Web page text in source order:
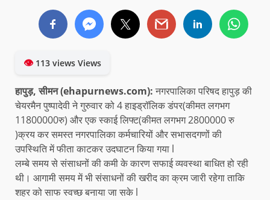
👁113 views Views
हापुड़, सीमन (ehapurnews.com): नगरपालिका परिषद हापुड़ की
चेयरमैन पुष्पादेवी ने गुरुवार को 4 हाइड्रॉलिक डंपर(कीमत लगभग
11800000रु) और एक स्काई लिफ्ट(कीमत लगभग 2800000 रु
)क्रय कर समस्त नगरपालिका कर्मचारियों और सभासदगणों की
उपस्थिति में फीता काटकर उदघाटन किया गया l
लम्बे समय से संसाधनों की कमी के कारण सफाई व्यवस्था बाधित हो रही
थी। आगामी समय में भी संसाधनों की खरीद का क्रम जारी रहेगा ताकि
शहर को साफ स्वच्छ बनाया जा सके l